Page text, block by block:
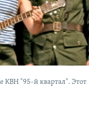
КВН "95-й квартал". Этот